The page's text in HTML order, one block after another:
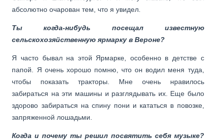
абсолютно очарован тем, что я увидел.
Ты когда-нибудь посещал известную
сельскохозяйственную ярмарку в Вероне?
Я часто бывал на этой Ярмарке, особенно в детстве с
папой. Я очень хорошо помню, что он водил меня туда,
чтобы показать тракторы. Мне очень нравилось
забираться на эти машины и разглядывать их. Еще было
здорово забираться на спину пони и кататься в повозке,
запряженной лошадьми.
Когда и почему ты решил посвятить себя музыке?